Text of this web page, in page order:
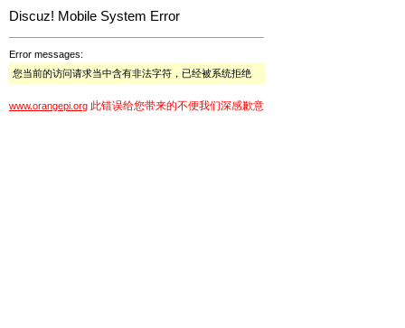
Discuz! Mobile System Error
Error messages:
您当前的访问请求当中含有非法字符，已经被系统拒绝
www.orangepi.org 此错误给您带来的不便我们深感歉意